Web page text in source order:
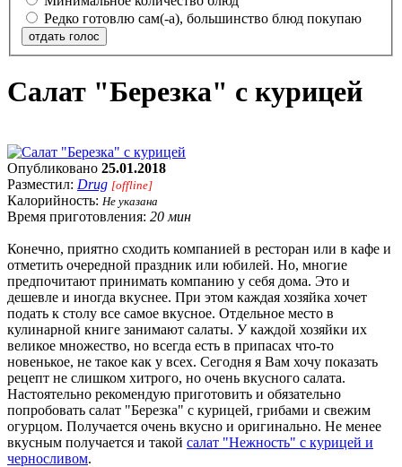
Редко готовлю сам(-а), большинство блюд покупаю
отдать голос
Салат "Березка" с курицей
Опубликовано 25.01.2018
Разместил: Drug [offline]
Калорийность: Не указана
Время приготовления: 20 мин
Конечно, приятно сходить компанией в ресторан или в кафе и
отметить очередной праздник или юбилей. Но, многие
предпочитают принимать компанию у себя дома. Это и
дешевле и иногда вкуснее. При этом каждая хозяйка хочет
подать к столу все самое вкусное. Отдельное место в
кулинарной книге занимают салаты. У каждой хозяйки их
великое множество, но всегда есть в припасах что-то
новенькое, не такое как у всех. Сегодня я Вам хочу показать
рецепт не слишком хитрого, но очень вкусного салата.
Настоятельно рекомендую приготовить и обязательно
попробовать салат "Березка" с курицей, грибами и свежим
огурцом. Получается очень вкусно и оригинально. Не менее
вкусным получается и такой салат "Нежность" с курицей и
черносливом.